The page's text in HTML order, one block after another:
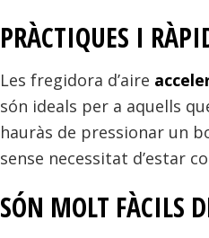
PRÀCTIQUES I
Les fregidora d’aire
són ideals per a aquells
hauràs de pressionar un
sense necessitat d’estar
SÓN MOLT FÀCILS